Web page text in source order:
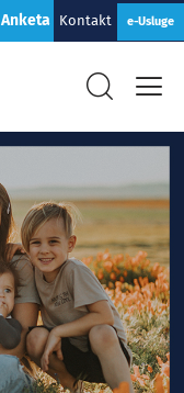
Anketa Kontakt e-Usluge